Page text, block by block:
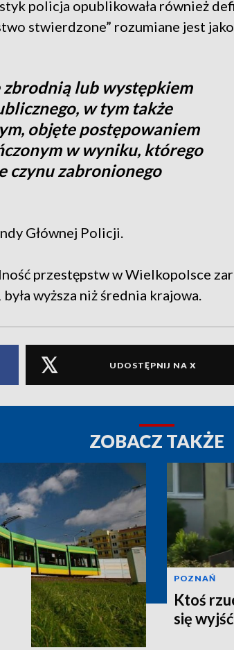
policja opublikowała również
stwierdzone” rozumiane jest
lub występkiem
w tym także
objęte postępowaniem
w wyniku, którego
czynu zabronionego
Głównej Policji.
przestępstw w Wielkopolsce
wyższa niż średnia krajowa.
UDOSTĘPNIJ NA X
ZOBACZ TAKŻE
POZNAŃ
Ktoś
się